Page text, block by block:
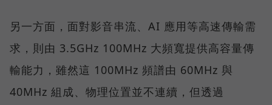
另一方面，面對影音串流、AI 應用等高速傳輸需
求，則由 3.5GHz 100MHz 大頻寬提供高容量傳
輸能力，雖然這 100MHz 頻譜由 60MHz 與
40MHz 組成、物理位置並不連續，但透過